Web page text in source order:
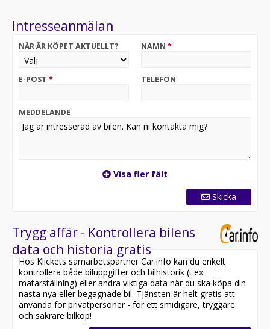
Intresseanmälan
NÄR ÄR KÖPET AKTUELLT? NAMN *
E-POST * TELEFON
MEDDELANDE
Visa fler fält
Skicka
Trygg affär - Kontrollera bilens
data och historia gratis
Hos Klickets samarbetspartner Car.info kan du enkelt
kontrollera både biluppgifter och bilhistorik (t.ex.
mätarställning) eller andra viktiga data när du ska köpa din
nästa nya eller begagnade bil. Tjänsten är helt gratis att
använda för privatpersoner - för ett smidigare, tryggare
och säkrare bilköp!